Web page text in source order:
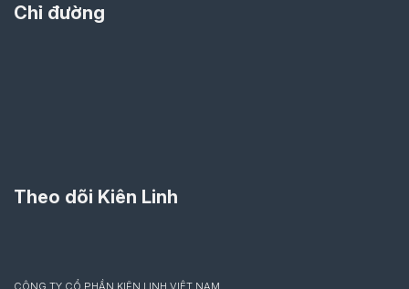
Chỉ đường
Theo dõi Kiên Linh
CÔNG TY CỔ PHẦN KIÊN LINH VIỆT NAM